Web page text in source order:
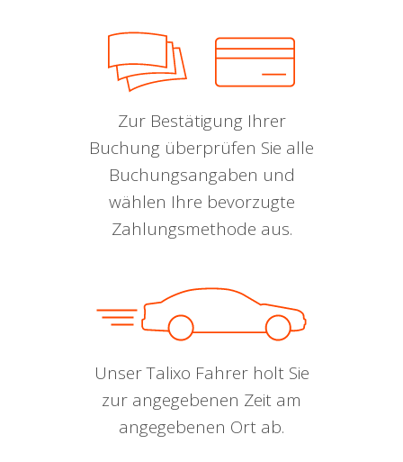
Zur Bestätigung Ihrer
Buchung überprüfen Sie alle
Buchungsangaben und
wählen Ihre bevorzugte
Zahlungsmethode aus.
Unser Talixo Fahrer holt Sie
zur angegebenen Zeit am
angegebenen Ort ab.